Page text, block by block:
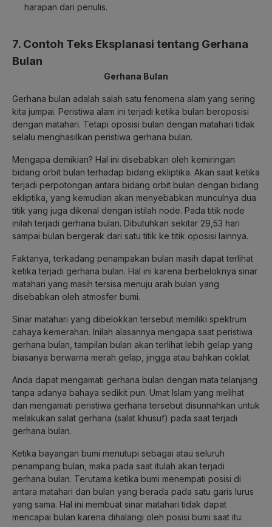
harapan dari penulis.
7. Contoh Teks Eksplanasi tentang Gerhana
Bulan
Gerhana Bulan
Gerhana bulan adalah salah satu fenomena alam yang sering
kita jumpai. Peristiwa alam ini terjadi ketika bulan beroposisi
dengan matahari. Tetapi oposisi bulan dengan matahari tidak
selalu menghasilkan peristiwa gerhana bulan.
Mengapa demikian? Hal ini disebabkan oleh kemiringan
bidang orbit bulan terhadap bidang ekliptika. Akan saat ketika
terjadi perpotongan antara bidang orbit bulan dengan bidang
ekliptika, yang kemudian akan menyebabkan munculnya dua
titik yang juga dikenal dengan istilah node. Pada titik node
inilah terjadi gerhana bulan. Dibutuhkan sekitar 29,53 hari
sampai bulan bergerak dari satu titik ke titik oposisi lainnya.
Faktanya, terkadang penampakan bulan masih dapat terlihat
ketika terjadi gerhana bulan. Hal ini karena berbeloknya sinar
matahari yang masih tersisa menuju arah bulan yang
disebabkan oleh atmosfer bumi.
Sinar matahari yang dibelokkan tersebut memiliki spektrum
cahaya kemerahan. Inilah alasannya mengapa saat peristiwa
gerhana bulan, tampilan bulan akan terlihat lebih gelap yang
biasanya berwarna merah gelap, jingga atau bahkan coklat.
Anda dapat mengamati gerhana bulan dengan mata telanjang
tanpa adanya bahaya sedikit pun. Umat Islam yang melihat
dan mengamati peristiwa gerhana tersebut disunnahkan untuk
melakukan salat gerhana (salat khusuf) pada saat terjadi
gerhana bulan.
Ketika bayangan bumi menutupi sebagai atau seluruh
penampang bulan, maka pada saat itulah akan terjadi
gerhana bulan. Terutama ketika bumi menempati posisi di
antara matahari dan bulan yang berada pada satu garis lurus
yang sama. Hal ini membuat sinar matahari tidak dapat
mencapai bulan karena dihalangi oleh posisi bumi saat itu.